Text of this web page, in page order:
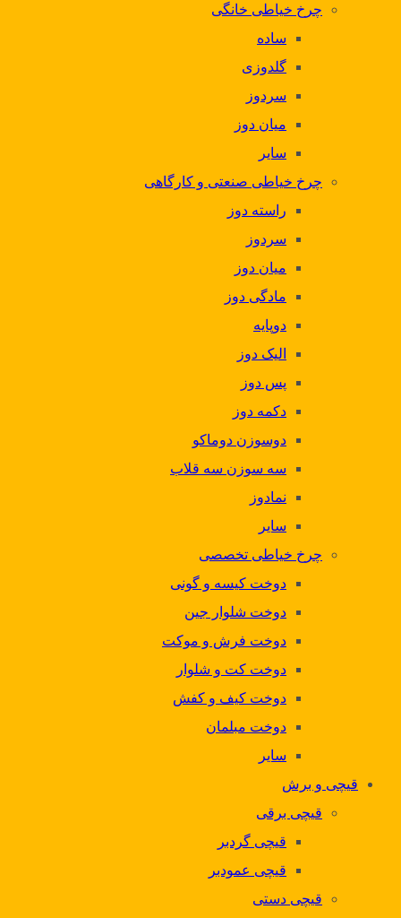
چرخ خیاطی خانگی
ساده
گلدوزی
سردوز
میان دوز
سایر
چرخ خیاطی صنعتی و کارگاهی
راسته دوز
سردوز
میان دوز
مادگی دوز
دوپایه
الیک دوز
پس دوز
دکمه دوز
دوسوزن دوماکو
سه سوزن سه قلاب
نمادوز
سایر
چرخ خیاطی تخصصی
دوخت کیسه و گونی
دوخت شلوار جین
دوخت فرش و موکت
دوخت کت و شلوار
دوخت کیف و کفش
دوخت مبلمان
سایر
قیچی و برش
قیچی برقی
قیچی گردبر
قیچی عمودبر
قیچی دستی